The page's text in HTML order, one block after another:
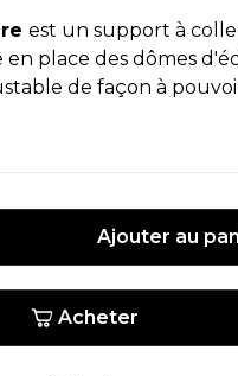
est un support à
place des dômes
de façon à
Ajouter au
Acheter